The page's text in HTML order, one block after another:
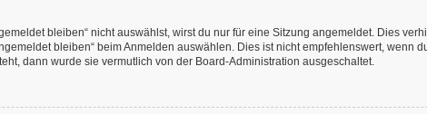
bleiben“ nicht auswählst, wirst du nur für eine Sitzung angemeldet. Dies
bleiben“ beim Anmelden auswählen. Dies ist nicht empfehlenswert, wenn
dann wurde sie vermutlich von der Board-Administration ausgeschaltet.